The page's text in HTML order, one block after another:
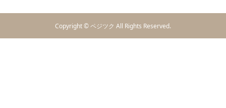
Copyright © ペジツク All Rights Reserved.